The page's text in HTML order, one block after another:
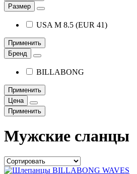
Размер
USA M 8.5 (EUR 41)
Применить
Бренд
BILLABONG
Применить
Цена
Применить
Мужские сланцы